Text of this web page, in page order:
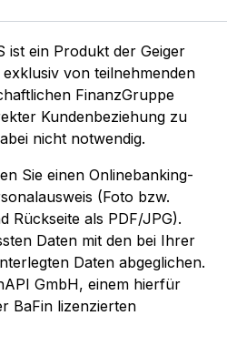
ist ein Produkt der Geiger
von teilnehmenden
FinanzGruppe
Kundenbeziehung zu
nicht notwendig.
Sie einen Onlinebanking-
(Foto bzw.
Rückseite als PDF/JPG).
Daten mit den bei Ihrer
Daten abgeglichen.
GmbH, einem hierfür
BaFin lizenzierten